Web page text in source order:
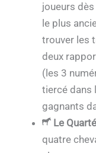
joueurs
le plus
trouver les
deux
(les 3
tiercé dans
gagnants
Le Quarté
quatre